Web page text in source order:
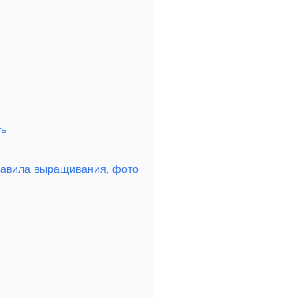
выращивания, фото